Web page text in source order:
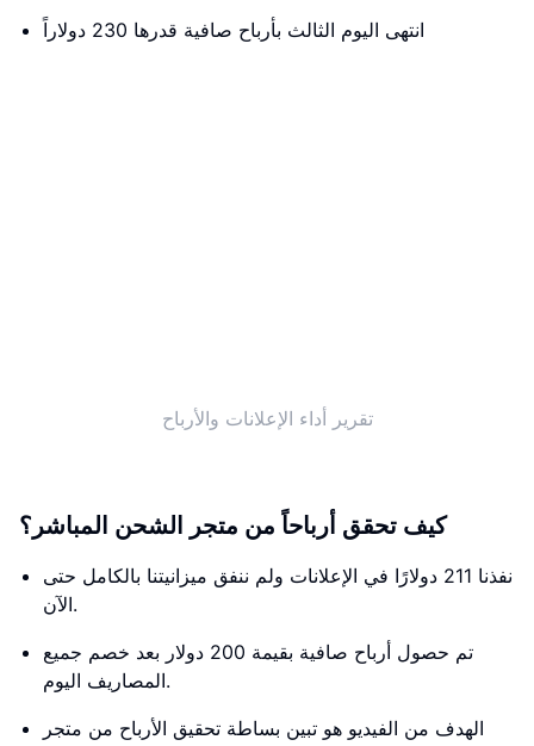
انتهى اليوم الثالث بأرباح صافية قدرها 230 دولاراً
تقرير أداء الإعلانات والأرباح
كيف تحقق أرباحاً من متجر الشحن المباشر؟
نفذنا 211 دولارًا في الإعلانات ولم ننفق ميزانيتنا بالكامل حتى
الآن.
تم حصول أرباح صافية بقيمة 200 دولار بعد خصم جميع
المصاريف اليوم.
الهدف من الفيديو هو تبين بساطة تحقيق الأرباح من متجر